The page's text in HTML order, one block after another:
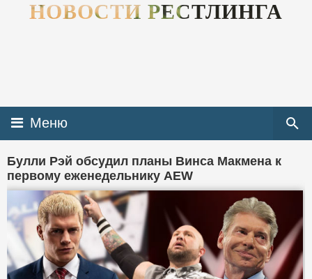
НОВОСТИ РЕСТЛИНГА
Меню
Булли Рэй обсудил планы Винса Макмена к
первому еженедельнику AEW